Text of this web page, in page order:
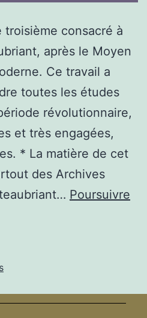
consacré à
après le Moyen
Ce travail a
toutes les études
révolutionnaire,
et très engagées,
* La matière de cet
des Archives
Poursuivre